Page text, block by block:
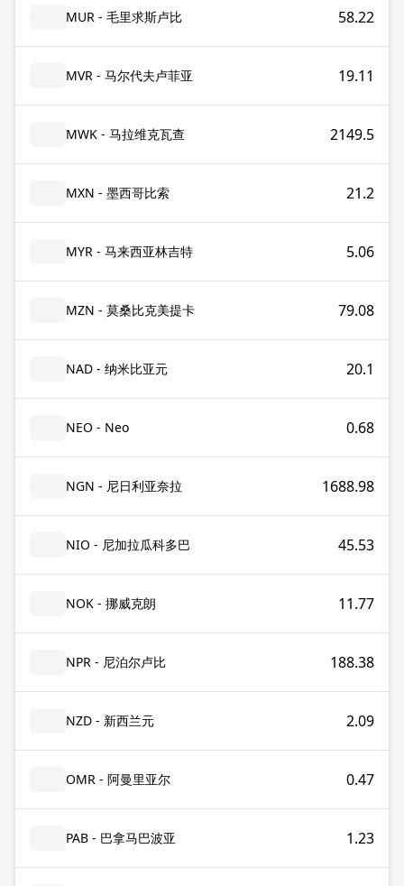
MUR - 毛里求斯卢比 58.22
MVR - 马尔代夫卢菲亚 19.11
MWK - 马拉维克瓦查 2149.5
MXN - 墨西哥比索 21.2
MYR - 马来西亚林吉特 5.06
MZN - 莫桑比克美提卡 79.08
NAD - 纳米比亚元 20.1
NEO - Neo 0.68
NGN - 尼日利亚奈拉 1688.98
NIO - 尼加拉瓜科多巴 45.53
NOK - 挪威克朗 11.77
NPR - 尼泊尔卢比 188.38
NZD - 新西兰元 2.09
OMR - 阿曼里亚尔 0.47
PAB - 巴拿马巴波亚 1.23